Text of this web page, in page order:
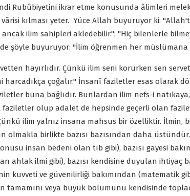
Rubûbiyetini ikrar etme konusunda âlimleri
kılması yeter. Yüce Allah buyuruyor ki:
ilim sahipleri akledebilir."; "Hiç bilenlerle
şöyle buyuruyor: "İlim öğrenmen her müslümana
hayırlıdır. Çünkü ilim seni korurken sen
harcadıkça çoğalır." İnsanî faziletler esas olarak
buna bağlıdır. Bunlardan ilim nefs-i
olup adalet de hepsinde geçerli olan
ilim yalnız insana mahsus bir özelliktir. İlmin,
olmakla birlikte bazısı bazısından daha
insan bedeni olan tıb gibi), bazısı gayesi
ahlak ilmi gibi), bazısı kendisine duyulan ihtiyaç
kuvveti ve güvenilirliği bakımından (matematik
tamamını veya büyük bölümünü kendisinde